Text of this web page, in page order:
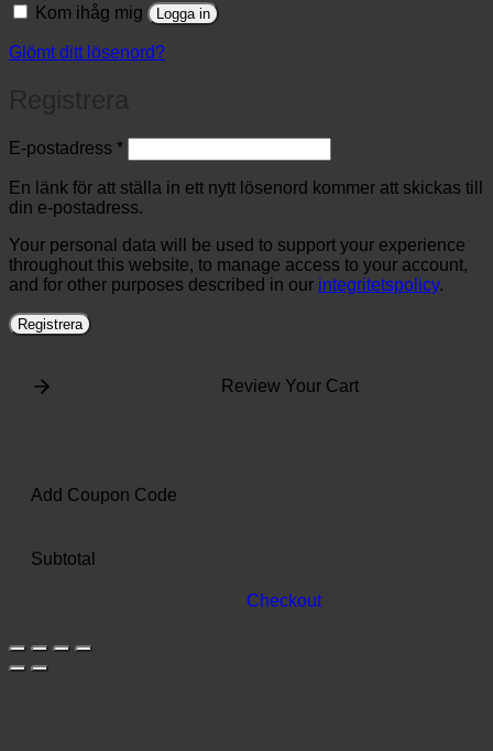
Kom ihåg mig Logga in
Glömt ditt lösenord?
E-postadress *Obligatoriskt
En länk för att ställa in ett nytt lösenord kommer att skickas till
din e-postadress.
Your personal data will be used to support your experience
throughout this website, to manage access to your account,
and for other purposes described in our integritetspolicy.
Registrera
Review Your Cart
Add Coupon Code
Subtotal
Checkout